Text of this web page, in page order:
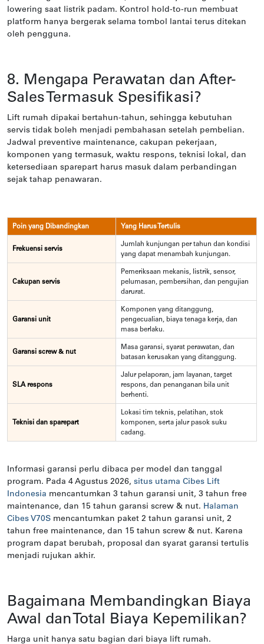
lowering saat listrik padam. Kontrol hold-to-run membuat
platform hanya bergerak selama tombol lantai terus ditekan
oleh pengguna.
8. Mengapa Perawatan dan After-
Sales Termasuk Spesifikasi?
Lift rumah dipakai bertahun-tahun, sehingga kebutuhan
servis tidak boleh menjadi pembahasan setelah pembelian.
Jadwal preventive maintenance, cakupan pekerjaan,
komponen yang termasuk, waktu respons, teknisi lokal, dan
ketersediaan sparepart harus masuk dalam perbandingan
sejak tahap penawaran.
Poin yang Dibandingkan Yang Harus Tertulis
Frekuensi servis
Jumlah kunjungan per tahun dan kondisi
yang dapat menambah kunjungan.
Cakupan servis
Pemeriksaan mekanis, listrik, sensor,
pelumasan, pembersihan, dan pengujian
darurat.
Garansi unit
Komponen yang ditanggung,
pengecualian, biaya tenaga kerja, dan
masa berlaku.
Garansi screw & nut
Masa garansi, syarat perawatan, dan
batasan kerusakan yang ditanggung.
SLA respons
Jalur pelaporan, jam layanan, target
respons, dan penanganan bila unit
berhenti.
Teknisi dan sparepart
Lokasi tim teknis, pelatihan, stok
komponen, serta jalur pasok suku
cadang.
Informasi garansi perlu dibaca per model dan tanggal
program. Pada 4 Agustus 2026, situs utama Cibes Lift
Indonesia mencantumkan 3 tahun garansi unit, 3 tahun free
maintenance, dan 15 tahun garansi screw & nut. Halaman
Cibes V70S mencantumkan paket 2 tahun garansi unit, 2
tahun free maintenance, dan 15 tahun screw & nut. Karena
program dapat berubah, proposal dan syarat garansi tertulis
menjadi rujukan akhir.
Bagaimana Membandingkan Biaya
Awal dan Total Biaya Kepemilikan?
Harga unit hanya satu bagian dari biaya lift rumah.